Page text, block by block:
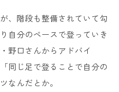
、階段も整備されていて勾
自分のペースで登っていき
野口さんからアドバイ
同じ足で登ることで自分の
なんだとか。